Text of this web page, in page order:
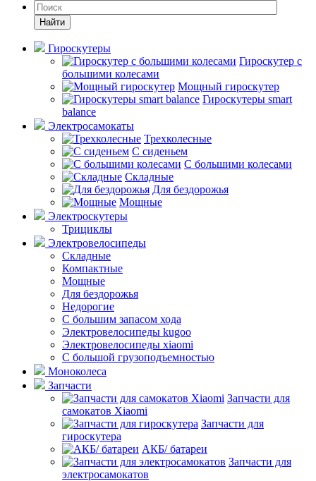
Найти
Гироскутеры
Гироскутер с
большими колесами
Мощный гироскутер
Гироскутеры smart
balance
Электросамокаты
Трехколесные
С сиденьем
С большими колесами
Складные
Для бездорожья
Мощные
Электроскутеры
Трициклы
Электровелосипеды
Складные
Компактные
Мощные
Для бездорожья
Недорогие
С большим запасом хода
Электровелосипеды kugoo
Электровелосипеды xiaomi
С большой грузоподъемностью
Моноколеса
Запчасти
Запчасти для
самокатов Xiaomi
Запчасти для
гироскутера
АКБ/ батареи
Запчасти для
электросамокатов